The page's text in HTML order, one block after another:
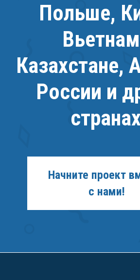
Польше,
Казахстане,
России и
Начните проект
с нами!